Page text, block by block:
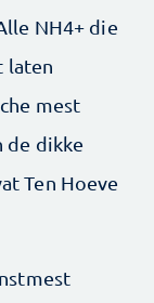
NH4+ die
laten
mest
de dikke
Ten Hoeve